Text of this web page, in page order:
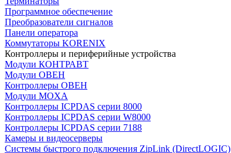
Программное обеспечение
Преобразователи сигналов
Панели оператора
Коммутаторы KORENIX
Контроллеры и периферийные устройства
Модули КОНТРАВТ
Модули ОВЕН
Контроллеры ОВЕН
Модули MOXA
Контроллеры ICPDAS серии 8000
Контроллеры ICPDAS серии W8000
Контроллеры ICPDAS серии 7188
Камеры и видеосерверы
Системы быстрого подключения ZipLink (DirectLOGIC)